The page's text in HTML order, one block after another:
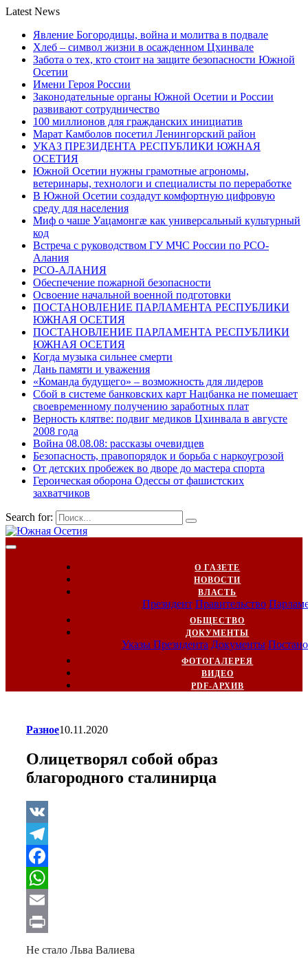
Latest News
Явление Богородицы, война и молитва в подвале
Хлеб – символ жизни в осажденном Цхинвале
Забота о тех, кто стоит на защите безопасности Южной
Осетии
Имени Героя России
Законодательные органы Южной Осетии и России
развивают сотрудничество
100 миллионов для гражданских инициатив
Марат Камболов посетил Ленингорский район
УКАЗ ПРЕЗИДЕНТА РЕСПУБЛИКИ ЮЖНАЯ
ОСЕТИЯ
Южной Осетии нужны грамотные агрономы,
ветеринары, технологи и специалисты по переработке
В Южной Осетии создадут комфортную цифровую
среду для населения
Миф о чаше Уацамонгæ как универсальный культурный
код
Встреча с руководством ГУ МЧС России по РСО-
Алания
РСО-АЛАНИЯ
Обеспечение пожарной безопасности
Освоение начальной военной подготовки
ПОСТАНОВЛЕНИЕ ПАРЛАМЕНТА РЕСПУБЛИКИ
ЮЖНАЯ ОСЕТИЯ
ПОСТАНОВЛЕНИЕ ПАРЛАМЕНТА РЕСПУБЛИКИ
ЮЖНАЯ ОСЕТИЯ
Когда музыка сильнее смерти
Дань памяти и уважения
«Команда будущего» – возможность для лидеров
Сбой в системе банковских карт Нацбанка не помешает
своевременному получению заработных плат
Верность клятве: подвиг медиков Цхинвала в августе
2008 года
Война 08.08.08: рассказы очевидцев
Безопасность, правопорядок и борьба с наркоугрозой
От детских пробежек во дворе до мастера спорта
Героическая оборона Одессы от фашистских
захватчиков
Search for:
О ГАЗЕТЕ
НОВОСТИ
ВЛАСТЬ
Президент Правительство
ОБЩЕСТВО
ДОКУМЕНТЫ
Указы Президента Документы
ФОТОГАЛЕРЕЯ
ВИДЕО
PDF-АРХИВ
Разное10.11.2020
Олицетворял собой образ
благородного сталинирца
VK
Telegram
Facebook
WhatsApp
Email
Print
Не стало Льва Валиева